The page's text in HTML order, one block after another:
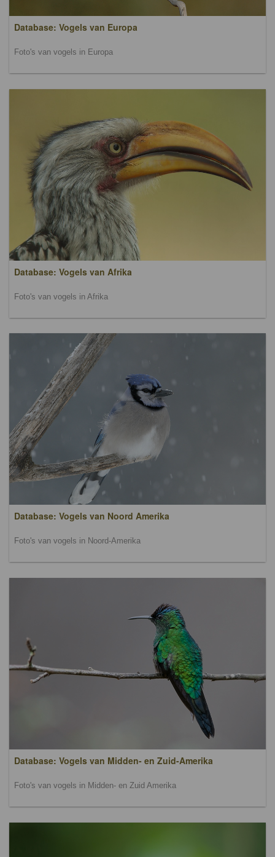
Database: Vogels van Europa
Foto's van vogels in Europa
Database: Vogels van Afrika
Foto's van vogels in Afrika
Database: Vogels van Noord Amerika
Foto's van vogels in Noord-Amerika
Database: Vogels van Midden- en Zuid-Amerika
Foto's van vogels in Midden- en Zuid Amerika